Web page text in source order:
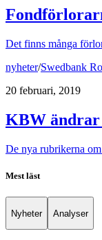
Det finns många
nyheter/Swedbank
20 februari, 2019
KBW ändrar
De nya rubrikerna
Mest läst
Nyheter Analyser